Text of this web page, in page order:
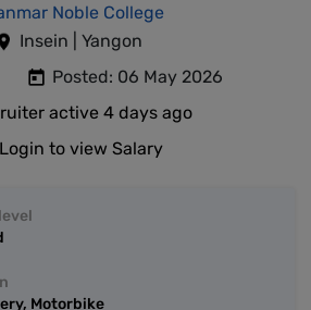
Noble College
Insein | Yangon
Posted: 06 May 2026
active 4 days ago
Login to view Salary
Motorbike